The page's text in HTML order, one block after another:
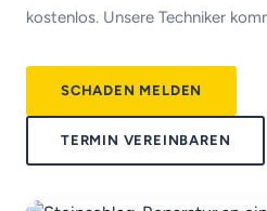
kostenlos. Unsere Techniker
SCHADEN MELDEN
TERMIN VEREINBAREN